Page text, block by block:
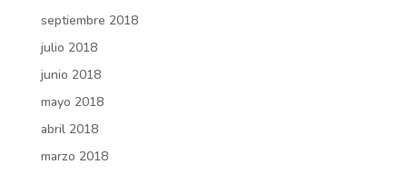
septiembre 2018
julio 2018
junio 2018
mayo 2018
abril 2018
marzo 2018